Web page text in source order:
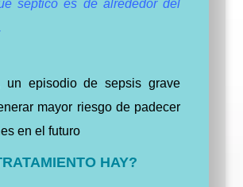
séptico es de alrededor del
un episodio de sepsis grave
mayor riesgo de padecer
en el futuro
HAY?